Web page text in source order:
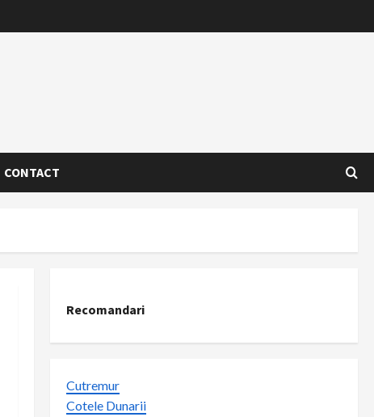
CONTACT
Recomandari
Cutremur
Cotele Dunarii